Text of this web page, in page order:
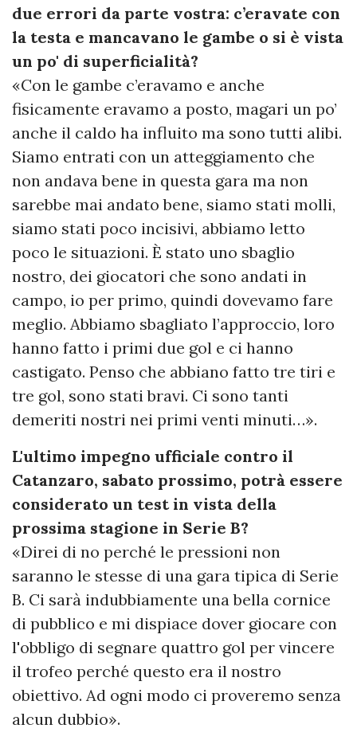
due errori da parte vostra: c’eravate con
la testa e mancavano le gambe o si è vista
un po' di superficialità?
«Con le gambe c’eravamo e anche
fisicamente eravamo a posto, magari un po’
anche il caldo ha influito ma sono tutti alibi.
Siamo entrati con un atteggiamento che
non andava bene in questa gara ma non
sarebbe mai andato bene, siamo stati molli,
siamo stati poco incisivi, abbiamo letto
poco le situazioni. È stato uno sbaglio
nostro, dei giocatori che sono andati in
campo, io per primo, quindi dovevamo fare
meglio. Abbiamo sbagliato l’approccio, loro
hanno fatto i primi due gol e ci hanno
castigato. Penso che abbiano fatto tre tiri e
tre gol, sono stati bravi. Ci sono tanti
demeriti nostri nei primi venti minuti…».
L'ultimo impegno ufficiale contro il
Catanzaro, sabato prossimo, potrà essere
considerato un test in vista della
prossima stagione in Serie B?
«Direi di no perché le pressioni non
saranno le stesse di una gara tipica di Serie
B. Ci sarà indubbiamente una bella cornice
di pubblico e mi dispiace dover giocare con
l'obbligo di segnare quattro gol per vincere
il trofeo perché questo era il nostro
obiettivo. Ad ogni modo ci proveremo senza
alcun dubbio».